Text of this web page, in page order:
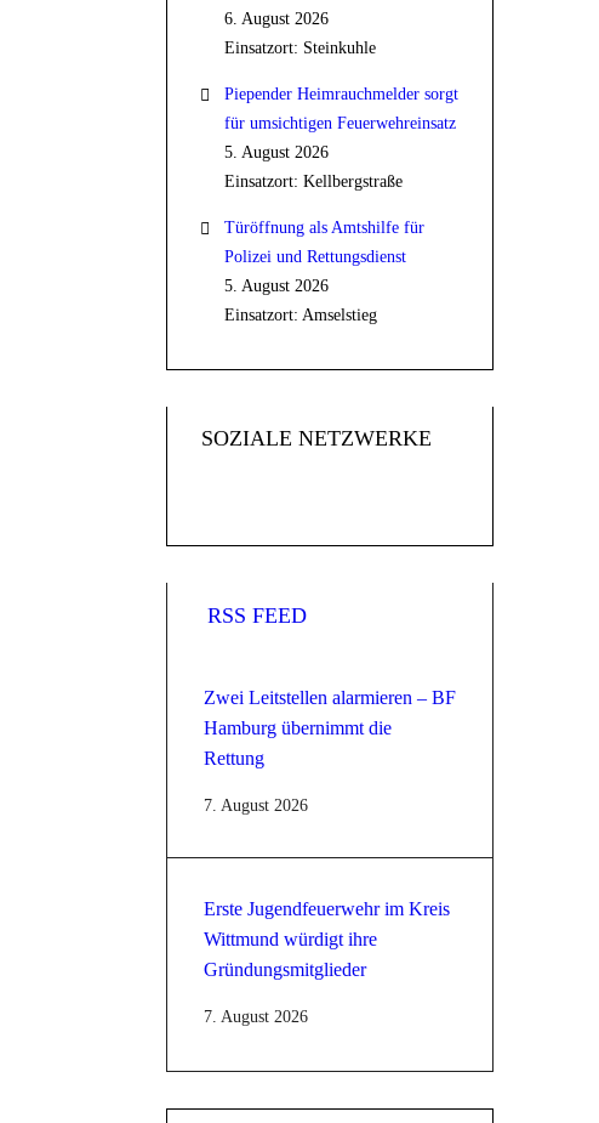
6. August 2026
Einsatzort: Steinkuhle
Piepender Heimrauchmelder sorgt
für umsichtigen Feuerwehreinsatz
5. August 2026
Einsatzort: Kellbergstraße
Türöffnung als Amtshilfe für
Polizei und Rettungsdienst
5. August 2026
Einsatzort: Amselstieg
SOZIALE NETZWERKE
RSS FEED
Zwei Leitstellen alarmieren – BF
Hamburg übernimmt die
Rettung
7. August 2026
Erste Jugendfeuerwehr im Kreis
Wittmund würdigt ihre
Gründungsmitglieder
7. August 2026